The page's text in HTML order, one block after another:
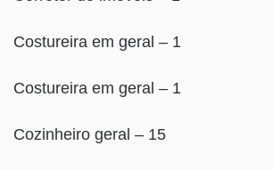
Costureira em geral – 1
Costureira em geral – 1
Cozinheiro geral – 15